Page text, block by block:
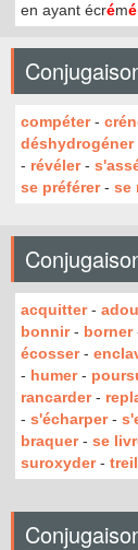
en ayant écrémé
compéter-
déshydrogéner
- révéler-
se préférer- se
acquitter-
bonnir- borner
écosser-
- humer-
rancarder-
- s'écharper-
braquer- se
suroxyder-